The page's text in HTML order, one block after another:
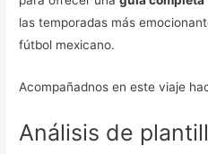
las temporadas más
fútbol mexicano.
Acompañadnos en este viaje
Análisis de